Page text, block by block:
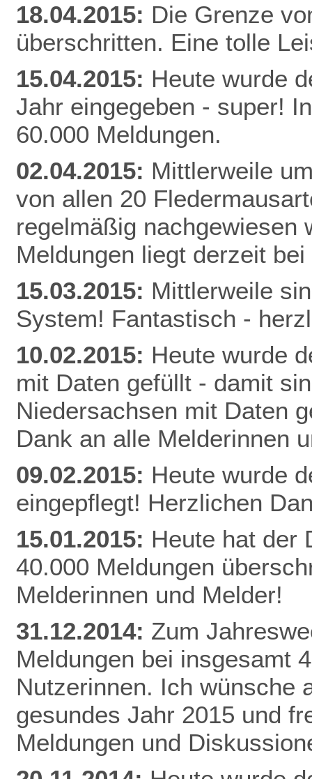
18.04.2015: Die Grenze
überschritten. Eine tolle
15.04.2015: Heute wurde
Jahr eingegeben - super!
60.000 Meldungen.
02.04.2015: Mittlerweile
von allen 20
regelmäßig nachgewiesen
Meldungen liegt derzeit
15.03.2015: Mittlerweile
System! Fantastisch -
10.02.2015: Heute wurde
mit Daten gefüllt - damit
Niedersachsen mit Daten
Dank an alle Melderinnen
09.02.2015: Heute wurde
eingepflegt! Herzlichen Da
15.01.2015: Heute hat der
40.000 Meldungen
Melderinnen und Melder!
31.12.2014: Zum
Meldungen bei insgesamt
Nutzerinnen. Ich wünsche
gesundes Jahr 2015 und
Meldungen und